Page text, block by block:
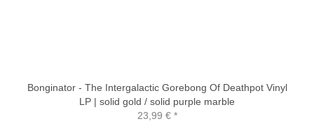
Bonginator - The Intergalactic Gorebong Of Deathpot Vinyl
LP | solid gold / solid purple marble
23,99 €*